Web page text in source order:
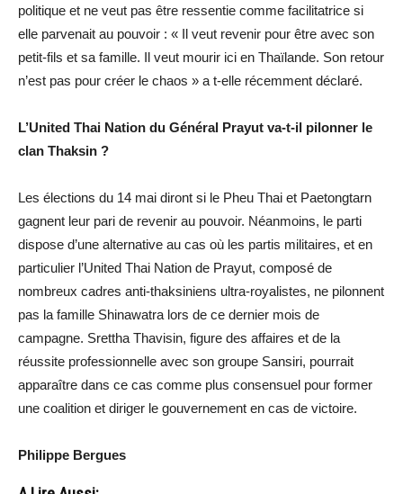
politique et ne veut pas être ressentie comme facilitatrice si
elle parvenait au pouvoir : « Il veut revenir pour être avec son
petit-fils et sa famille. Il veut mourir ici en Thaïlande. Son retour
n’est pas pour créer le chaos » a t-elle récemment déclaré.
L’United Thai Nation du Général Prayut va-t-il pilonner le
clan Thaksin ?
Les élections du 14 mai diront si le Pheu Thai et Paetongtarn
gagnent leur pari de revenir au pouvoir. Néanmoins, le parti
dispose d’une alternative au cas où les partis militaires, et en
particulier l’United Thai Nation de Prayut, composé de
nombreux cadres anti-thaksiniens ultra-royalistes, ne pilonnent
pas la famille Shinawatra lors de ce dernier mois de
campagne. Srettha Thavisin, figure des affaires et de la
réussite professionnelle avec son groupe Sansiri, pourrait
apparaître dans ce cas comme plus consensuel pour former
une coalition et diriger le gouvernement en cas de victoire.
Philippe Bergues